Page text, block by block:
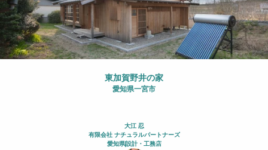
東加賀野井の家
愛知県一宮市
大江 忍
有限会社 ナチュラルパートナーズ
愛知県設計・工務店